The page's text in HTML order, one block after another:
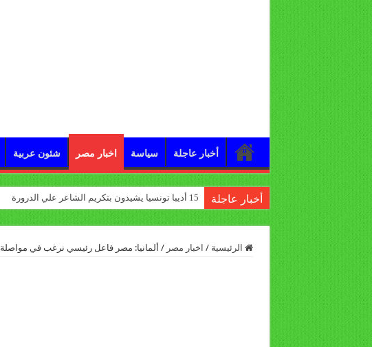
أخبار عاجلة سياسة اخبار مصر شئون عربية
أخبار عاجلة 15 أديبا تونسيا يشيدون بتكريم الشاعر علي الدرورة
الرئيسية / اخبار مصر / ألمانيا: مصر فاعل رئيسي نرغب في مواصلة